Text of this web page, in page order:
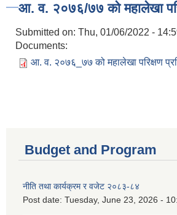
आ. व. २०७६/७७ को महालेखा
Submitted on: Thu, 01/06/2022 -
Documents:
आ. व. २०७६_७७ को महालेखा परिक्षण
Budget and Program
नीति तथा कार्यक्रम र वजेट २०८३-८४
Post date: Tuesday, June 23, 2026 -